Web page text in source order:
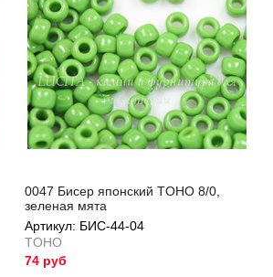
0047 Бисер японский TOHO 8/0,
зеленая мята
Артикул: БИС-44-04
TOHO
74 руб